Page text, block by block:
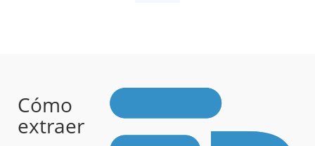
Cómo
extraer